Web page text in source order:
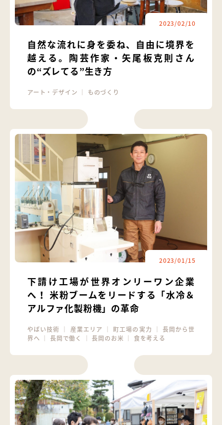
2023/02/10
自然な流れに身を委ね、自由に境界を
越える。陶芸作家・矢尾板克則さん
の“ズレてる”生き方
アート・デザイン ｜ ものづくり
2023/01/15
下請け工場が世界オンリーワン企業
へ！ 米粉ブームをリードする「水冷＆
アルファ化製粉機」の革命
やばい技術 ｜ 産業エリア ｜ 町工場の実力 ｜ 長岡から世
界へ ｜長岡で働く ｜長岡のお米 ｜ 食を考える